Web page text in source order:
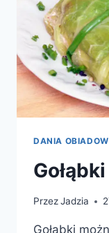
DANIA
PrzezJadzia
Gołąbki